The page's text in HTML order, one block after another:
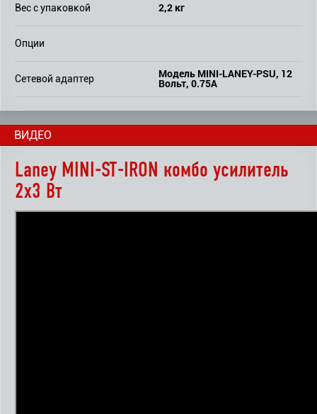
Вес с упаковкой 2,2 кг
Опции
Сетевой адаптер Модель MINI-LANEY-PSU, 12
Вольт, 0.75A
ВИДЕО
Laney MINI-ST-IRON комбо усилитель
2х3 Вт